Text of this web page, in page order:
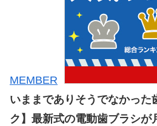
MEMBER
いままでありそうでなかった
ク】最新式の電動歯ブラシが